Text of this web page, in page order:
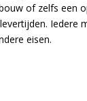
of zelfs een
Iedere
eisen.